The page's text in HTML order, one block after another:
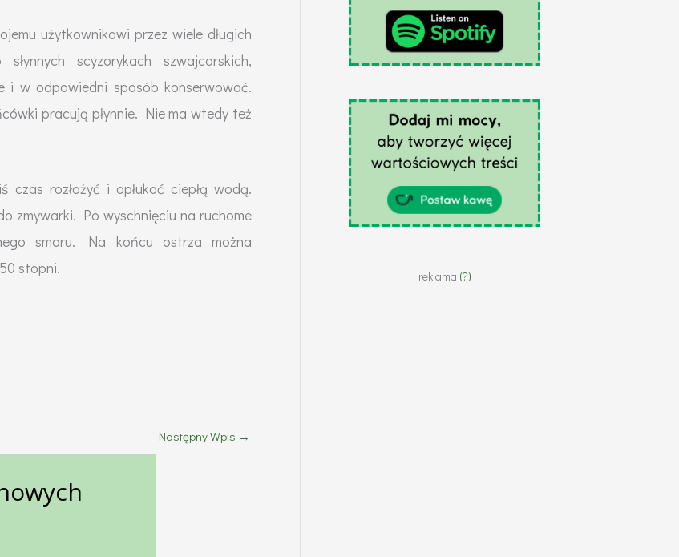
użytkownikowi przez wiele długich
scyzorykach szwajcarskich,
i w odpowiedni sposób konserwować.
pracują płynnie. Nie ma wtedy też
czas rozłożyć i opłukać ciepłą wodą.
zmywarki. Po wyschnięciu na ruchome
smaru. Na końcu ostrza można
stopni.
Następny Wpis →
reklama (?)